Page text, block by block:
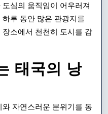
심의 움직임이 어우러져
루 동안 많은 관광지를
소에서 천천히 도시를 감
태국의 낭
자연스러운 분위기를 동